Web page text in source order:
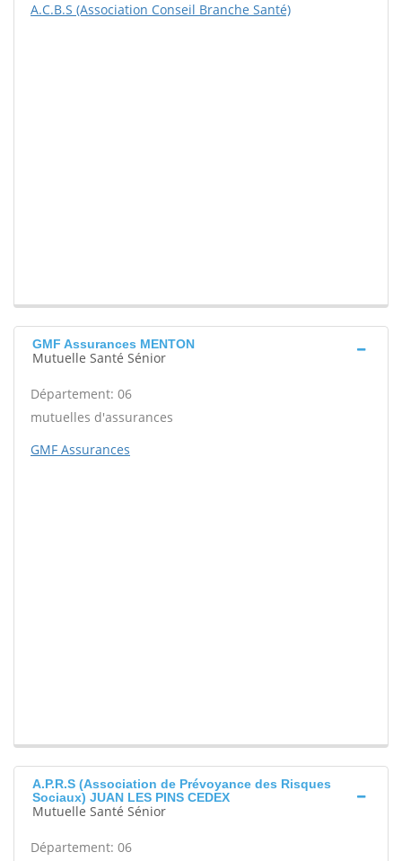
A.C.B.S (Association Conseil Branche Santé)
GMF Assurances MENTON
Mutuelle Santé Sénior
Département: 06
mutuelles d'assurances
GMF Assurances
A.P.R.S (Association de Prévoyance des Risques
Sociaux) JUAN LES PINS CEDEX
Mutuelle Santé Sénior
Département: 06